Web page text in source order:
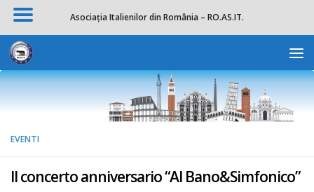
Apri la
Salta al contenuto
EVENTI
Il concerto anniversario “Al Bano&Simfonico”
Asociația Italienilor din România – RO.AS.IT.